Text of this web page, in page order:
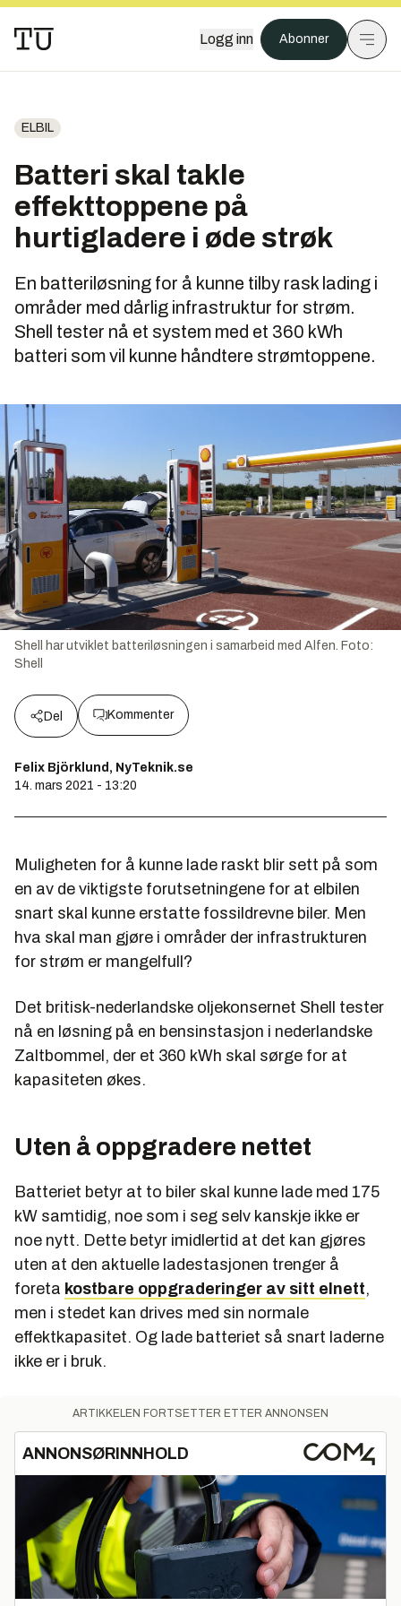
Logg inn Abonner
ELBIL
Batteri skal takle
effekttoppene på
hurtigladere i øde strøk
En batteriløsning for å kunne tilby rask lading i
områder med dårlig infrastruktur for strøm.
Shell tester nå et system med et 360 kWh
batteri som vil kunne håndtere strømtoppene.
Shell har utviklet batteriløsningen i samarbeid med Alfen. Foto:
Shell
Del Kommenter
Felix Björklund, NyTeknik.se
14. mars 2021 - 13:20
Muligheten for å kunne lade raskt blir sett på som
en av de viktigste forutsetningene for at elbilen
snart skal kunne erstatte fossildrevne biler. Men
hva skal man gjøre i områder der infrastrukturen
for strøm er mangelfull?
Det britisk-nederlandske oljekonsernet Shell tester
nå en løsning på en bensinstasjon i nederlandske
Zaltbommel, der et 360 kWh skal sørge for at
kapasiteten økes.
Uten å oppgradere nettet
Batteriet betyr at to biler skal kunne lade med 175
kW samtidig, noe som i seg selv kanskje ikke er
noe nytt. Dette betyr imidlertid at det kan gjøres
uten at den aktuelle ladestasjonen trenger å
foreta kostbare oppgraderinger av sitt elnett,
men i stedet kan drives med sin normale
effektkapasitet. Og lade batteriet så snart laderne
ikke er i bruk.
ARTIKKELEN FORTSETTER ETTER ANNONSEN
ANNONSØRINNHOLD